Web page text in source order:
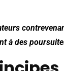
à des